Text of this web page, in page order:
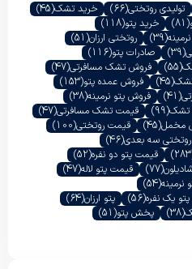
تولیدی روتختی(66) خرید تشک(45)
(81) خرید پتو(118)
(39) روتختی ارزان(51)
(39) صادرات پتو(116)
(55) فروش تشک مسافرتی(47)
(45) فروش عمده پتو(153)
(41) فروش پتو نرمینه(38)
تشک(99) قیمت تشک مسافرتی(47)
مخمل(45) قیمت روتختی(100)
سه بعدی(46)
قیمت پتو دو نفره(52)
(77) قیمت پتو لاله(47)
نرمینه(54)
یک نفره(56) پتو ارزان(64)
(38) پخش پتو(51)